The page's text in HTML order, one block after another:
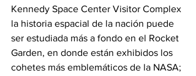
Kennedy Space Center Visitor Complex
la historia espacial de la nación puede
ser estudiada más a fondo en el Rocket
Garden, en donde están exhibidos los
cohetes más emblemáticos de la NASA;